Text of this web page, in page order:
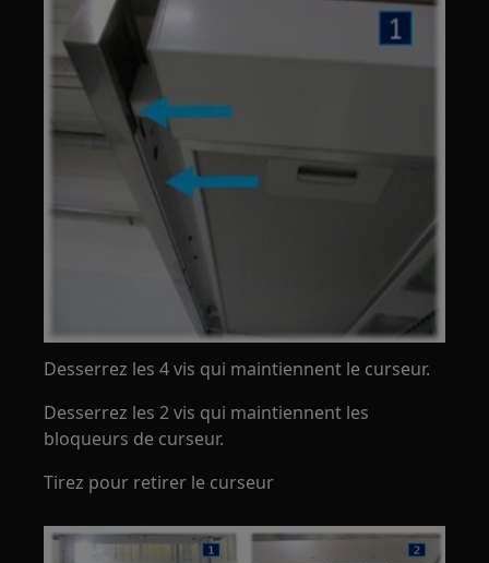
Desserrez les 4 vis qui maintiennent le curseur.
Desserrez les 2 vis qui maintiennent les
bloqueurs de curseur.
Tirez pour retirer le curseur